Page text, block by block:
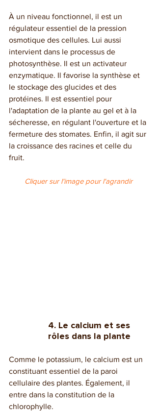
À un niveau fonctionnel, il est un
régulateur essentiel de la pression
osmotique des cellules. Lui aussi
intervient dans le processus de
photosynthèse. Il est un activateur
enzymatique. Il favorise la synthèse et
le stockage des glucides et des
protéines. Il est essentiel pour
l'adaptation de la plante au gel et à la
sécheresse, en régulant l'ouverture et la
fermeture des stomates. Enfin, il agit sur
la croissance des racines et celle du
fruit.
Cliquer sur l'image pour l'agrandir
4. Le calcium et ses
rôles dans la plante
Comme le potassium, le calcium est un
constituant essentiel de la paroi
cellulaire des plantes. Également, il
entre dans la constitution de la
chlorophylle.